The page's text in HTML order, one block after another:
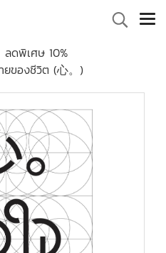
ลดพิเศษ 10%
ยของชีวิต (心。)